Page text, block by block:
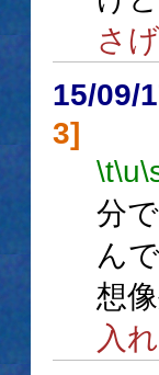
さげ
15/09/
3]
\t\u
分
んで
想
入